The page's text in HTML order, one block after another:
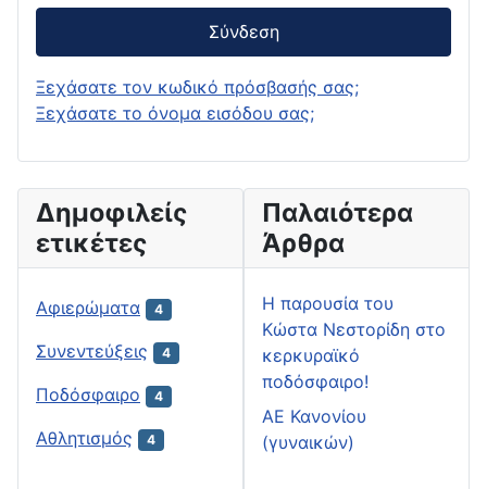
Σύνδεση
Ξεχάσατε τον κωδικό πρόσβασής σας;
Ξεχάσατε το όνομα εισόδου σας;
Δημοφιλείς
ετικέτες
Αφιερώματα 4
Συνεντεύξεις 4
Ποδόσφαιρο 4
Αθλητισμός 4
Παλαιότερα
Άρθρα
H παρουσία του
Κώστα Νεστορίδη στο
κερκυραϊκό
ποδόσφαιρο!
ΑΕ Κανονίου
(γυναικών)